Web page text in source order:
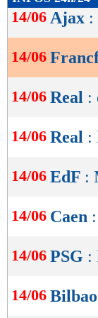
de
lecture
OK
14/06 Ajax :
14/06
14/06 Real :
14/06 Real :
14/06 EdF :
14/06 Caen
14/06 PSG :
14/06 Bilbao